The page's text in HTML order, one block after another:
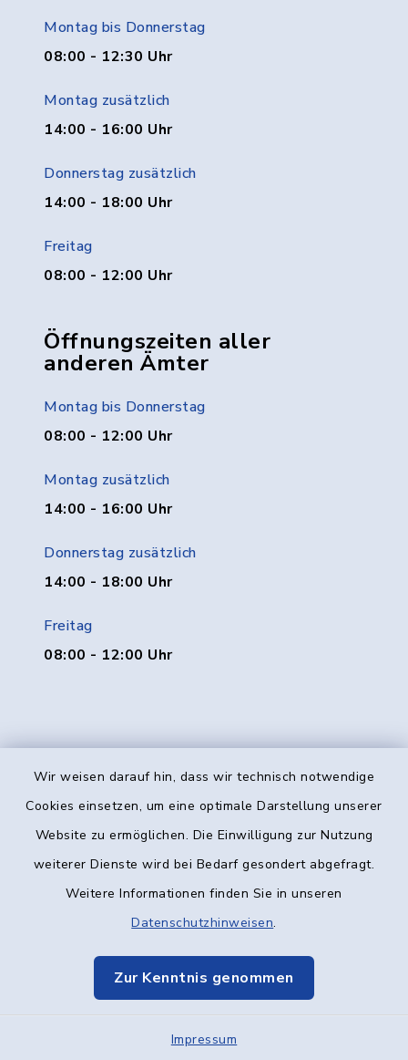
Wir weisen darauf hin, dass wir technisch notwendige
Cookies einsetzen, um eine optimale Darstellung unserer
Website zu ermöglichen. Die Einwilligung zur Nutzung
weiterer Dienste wird bei Bedarf gesondert abgefragt.
Weitere Informationen finden Sie in unseren
Datenschutzhinweisen.
Zur Kenntnis genommen
Impressum
Montag bis Donnerstag
08:00 - 12:30 Uhr
Montag zusätzlich
14:00 - 16:00 Uhr
Donnerstag zusätzlich
14:00 - 18:00 Uhr
Freitag
08:00 - 12:00 Uhr
Öffnungszeiten aller
anderen Ämter
Montag bis Donnerstag
08:00 - 12:00 Uhr
Montag zusätzlich
14:00 - 16:00 Uhr
Donnerstag zusätzlich
14:00 - 18:00 Uhr
Freitag
08:00 - 12:00 Uhr
Kontakt
Datenschutz
Elektronische Kommunikation
Sitemap